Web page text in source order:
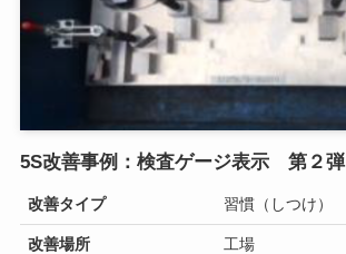
5S改善事例：検査ゲージ表示 第２弾
改善タイプ 習慣（しつけ）
改善場所 工場